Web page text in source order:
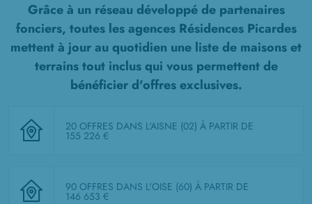
Grâce à un réseau développé de partenaires
fonciers, toutes les agences Résidences Picardes
mettent à jour au quotidien une liste de maisons et
terrains tout inclusqui vous permettent de
bénéficier d'offres exclusives.
20 OFFRES DANS L'AISNE (02) À PARTIR DE
155 226 €
90 OFFRES DANS L'OISE (60) À PARTIR DE
146 653 €